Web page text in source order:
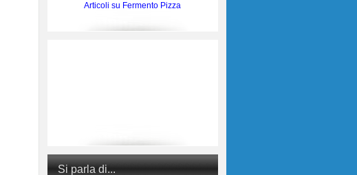
Articoli su Fermento Pizza
Si parla di...